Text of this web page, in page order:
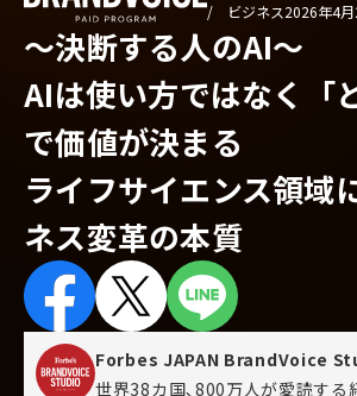
/ ビジネス2026年4
〜決断する人のAI〜
AIは使い方ではなく「
で価値が決まる
ライフサイエンス領域
ネス変革の本質
Forbes JAPAN BrandVoice
世界38カ国､800万人が愛読する